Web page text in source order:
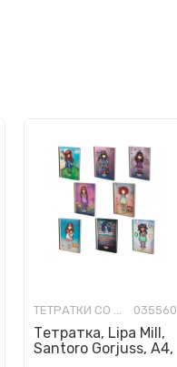
ТЕТРАТКИ СО ТВРДИ КОРИЦИ 035560
Тетратка, Lipa Mill,
Santoro Gorjuss, A4,